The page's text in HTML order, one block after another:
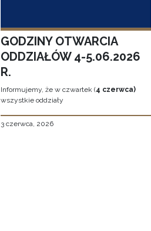
GODZINY OTWARCIA
ODDZIAŁÓW 4-5.06.2026
R.
Informujemy, że w czwartek (4 czerwca)
wszystkie oddziały
3 czerwca, 2026